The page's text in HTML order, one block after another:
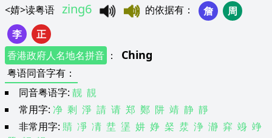
<婧>读粤语 zing6 的依据有 ： 詹
周
李
正
香港政府人名地名拼音 ： Ching
粤语同音字有 ：
同音粤语字: 靓 靚
常用字: 净 剩 淨 請 请 郑 鄭 阱 靖 静 靜
非常用字: 䝼 凈 凊 坓 塣 妌 婙 梷 汬 浄 瀞 穽 竧 竫